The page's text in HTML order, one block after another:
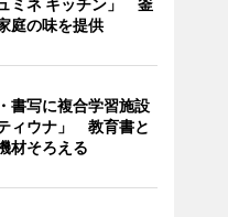
ュミネ キッチン」 釜
庭の味を提供
書写に複合学習施設
ティウナ」 教育書と
材そろえる